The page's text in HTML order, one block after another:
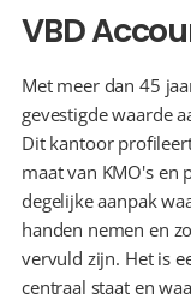
VBD
Met meer dan 45
gevestigde waarde
Dit kantoor
maat van KMO's en
degelijke aanpak
handen nemen en
vervuld zijn. Het is
centraal staat en